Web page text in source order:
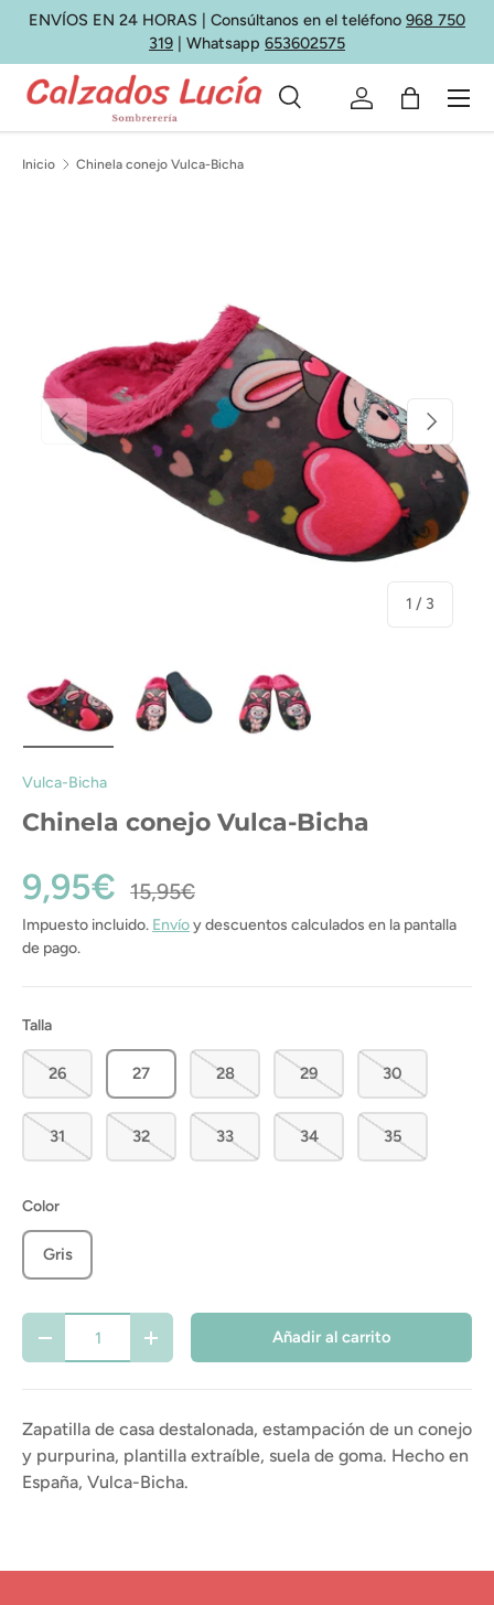
Ir al contenido
ENVÍOS EN 24 HORAS | Consúltanos en el teléfono 968 750
319 | Whatsapp 653602575
Buscar
Tipo de producto
Buscar Iniciar sesión
Bolsa
Menú
Inicio Chinela conejo Vulca-Bicha
Anterior
1 / de
3
Siguiente
Cargar imagen 1 en la vista de galería
Cargar imagen 2 en la vista de galería
Vulca-Bicha
Chinela conejo Vulca-Bicha
9,95€ 15,95€
Impuesto incluido. Envíoy descuentos calculados en la pantalla
de pago.
Talla
26 27 28 29 30
31 32 33 34 35
Color
Gris
- + Añadir al carrito
Zapatilla de casa destalonada, estampación de un conejo
y purpurina, plantilla extraíble, suela de goma. Hecho en
España, Vulca-Bicha.